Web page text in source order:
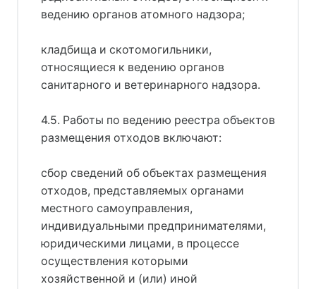
ведению органов атомного надзора;
кладбища и скотомогильники,
относящиеся к ведению органов
санитарного и ветеринарного надзора.
4.5. Работы по ведению реестра объектов
размещения отходов включают:
сбор сведений об объектах размещения
отходов, представляемых органами
местного самоуправления,
индивидуальными предпринимателями,
юридическими лицами, в процессе
осуществления которыми
хозяйственной и (или) иной